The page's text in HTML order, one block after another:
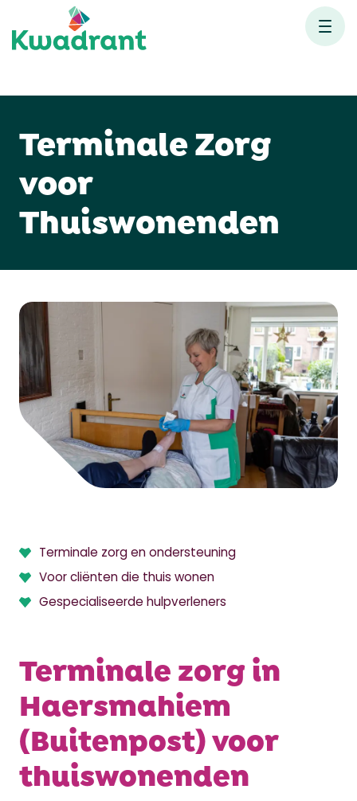
Terminale Zorg
voor
Thuiswonenden
Terminale zorg en ondersteuning
Voor cliënten die thuis wonen
Gespecialiseerde hulpverleners
Terminale zorg in
Haersmahiem
(Buitenpost) voor
thuiswonenden